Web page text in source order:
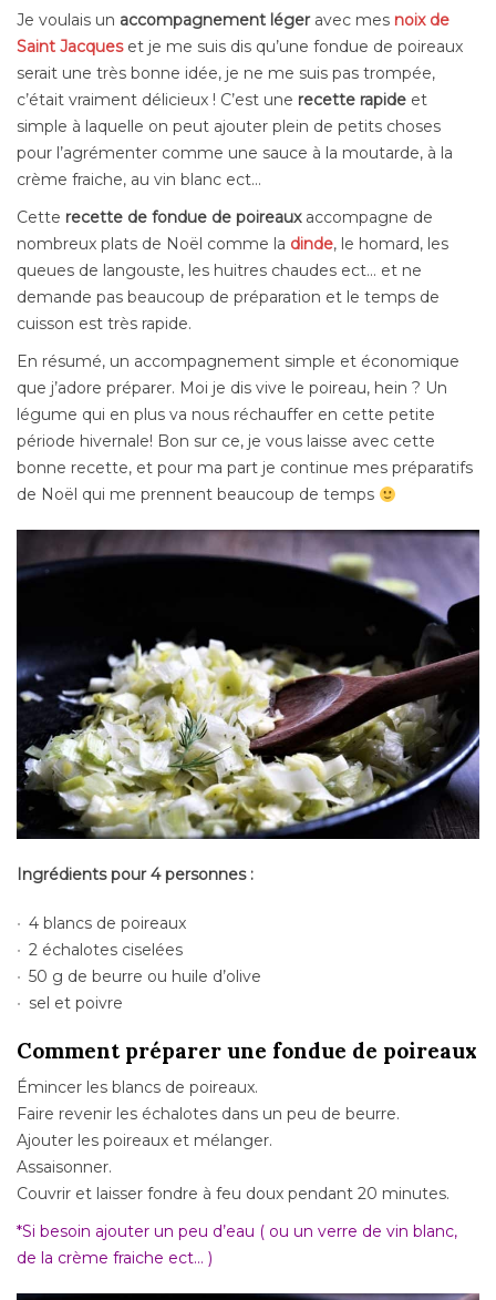
Je voulais un accompagnement légeravec mes noix de
Saint Jacqueset je me suis dis qu’une fondue de poireaux
serait une très bonne idée, je ne me suis pas trompée,
c’était vraiment délicieux ! C’est une recette rapide et
simple à laquelle on peut ajouter plein de petits choses
pour l’agrémenter comme une sauce à la moutarde, à la
crème fraiche, au vin blanc ect…
Cette recette de fondue de poireauxaccompagne de
nombreux plats de Noël comme la dinde, le homard, les
queues de langouste, les huitres chaudes ect… et ne
demande pas beaucoup de préparation et le temps de
cuisson est très rapide.
En résumé, un accompagnement simple et économique
que j’adore préparer. Moi je dis vive le poireau, hein ? Un
légume qui en plus va nous réchauffer en cette petite
période hivernale! Bon sur ce, je vous laisse avec cette
bonne recette, et pour ma part je continue mes préparatifs
de Noël qui me prennent beaucoup de temps
Ingrédients pour 4 personnes :
4 blancs de poireaux
2 échalotes ciselées
50 g de beurre ou huile d’olive
sel et poivre
Comment préparer une fondue de poireaux
Émincer les blancs de poireaux.
Faire revenir les échalotes dans un peu de beurre.
Ajouter les poireaux et mélanger.
Assaisonner.
Couvrir et laisser fondre à feu doux pendant 20 minutes.
*Si besoin ajouter un peu d’eau ( ou un verre de vin blanc,
de la crème fraiche ect… )